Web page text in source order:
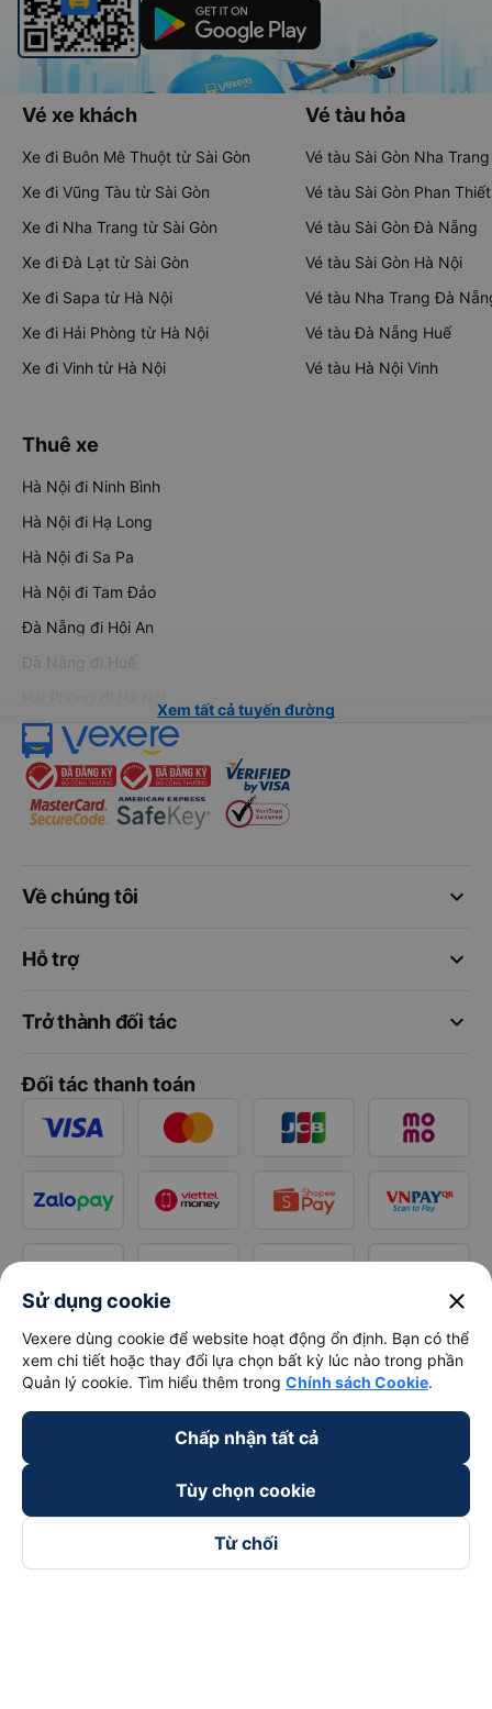
Vé xe khách
Xe đi Buôn Mê Thuột từ Sài Gòn
Xe đi Vũng Tàu từ Sài Gòn
Xe đi Nha Trang từ Sài Gòn
Xe đi Đà Lạt từ Sài Gòn
Xe đi Sapa từ Hà Nội
Xe đi Hải Phòng từ Hà Nội
Xe đi Vinh từ Hà Nội
Vé tàu hỏa
Vé tàu Sài Gòn Nha Trang
Vé tàu Sài Gòn Phan Thiết
Vé tàu Sài Gòn Đà Nẵng
Vé tàu Sài Gòn Hà Nội
Vé tàu Nha Trang Đà
Vé tàu Đà Nẵng Huế
Vé tàu Hà Nội Vinh
Thuê xe
Hà Nội đi Ninh Bình
Hà Nội đi Hạ Long
Hà Nội đi Sa Pa
Hà Nội đi Tam Đảo
Đà Nẵng đi Hội An
Đà Nẵng đi Huế
Xem tất cả tuyến đường
keyboard_arrow_down
Về chúng tôi
keyboard_arrow_down
Hỗ trợ
keyboard_arrow_down
Trở thành đối tác
Đối tác thanh toán
Sử dụng cookie close
Vexere dùng cookie để website hoạt động ổn định. Bạn có thể
xem chi tiết hoặc thay đổi lựa chọn bất kỳ lúc nào trong phần
Quản lý cookie. Tìm hiểu thêm trong Chính sách Cookie.
Chấp nhận tất cả
Tùy chọn cookie
Từ chối